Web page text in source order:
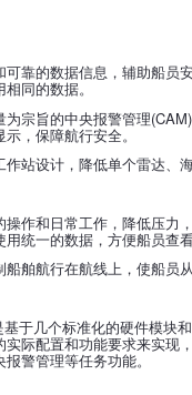
可靠的数据信息，辅助船员
同的数据。
为宗旨的中央报警管理
，保障航行安全。
站设计，降低单个雷达、
操作和日常工作，降低压力
用统一的数据，方便船员查
船舶航行在航线上，使船员
基于几个标准化的硬件模块
实际配置和功能要求来实现
警管理等任务功能。